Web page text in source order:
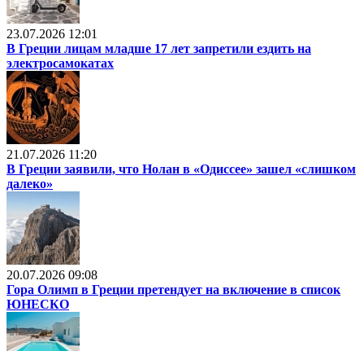
23.07.2026 12:01
В Греции лицам младше 17 лет запретили ездить на
электросамокатах
21.07.2026 11:20
В Греции заявили, что Нолан в «Одиссее» зашел «слишком
далеко»
20.07.2026 09:08
Гора Олимп в Греции претендует на включение в список
ЮНЕСКО